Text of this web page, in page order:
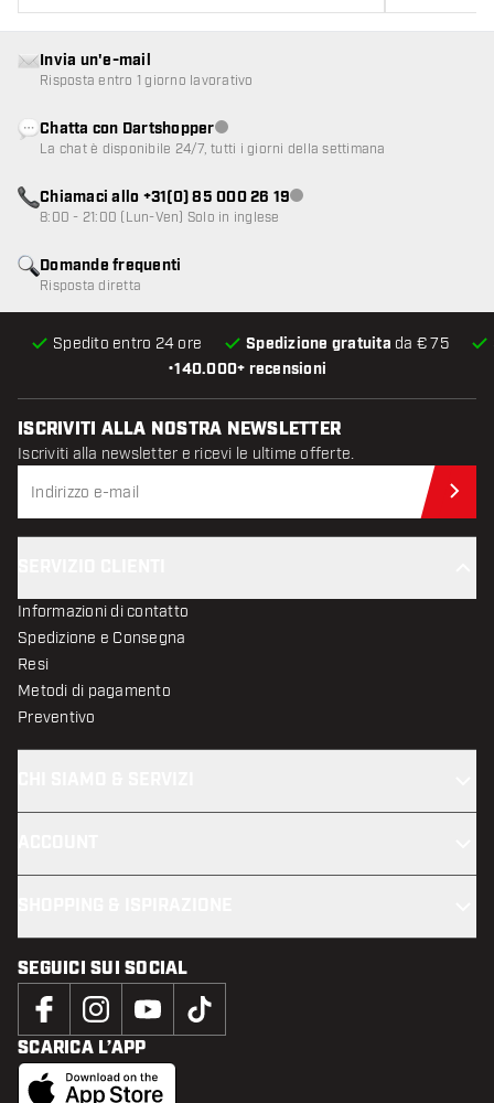
•140.000+ recensioni
Spedito entro 24 ore Spedizione gratuita da € 75
Domande frequenti
Risposta diretta
Invia un'e-mail
Risposta entro 1 giorno lavorativo
Chatta con DartshopperServizio clienti non disponibile
La chat è disponibile 24/7, tutti i giorni della settimana
Chiamaci allo +31(0) 85 000 26 19Servizio clienti non disponibile
8:00 - 21:00 (Lun-Ven) Solo in inglese
ISCRIVITI ALLA NOSTRA NEWSLETTER
Iscriviti alla newsletter e ricevi le ultime offerte.
Informazioni di contatto
Spedizione e Consegna
Resi
Metodi di pagamento
Preventivo
SEGUICI SUI SOCIAL
SCARICA L’APP